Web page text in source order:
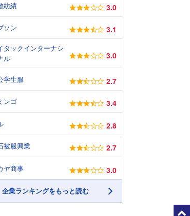
紡績 3.0
ソン 3.1
タックインターナシ
ル
3.0
学生服 2.7
ンゴ 3.4
2.8
被服興業 2.7
ヤ商事 3.0
企業ランキングをもっと読む